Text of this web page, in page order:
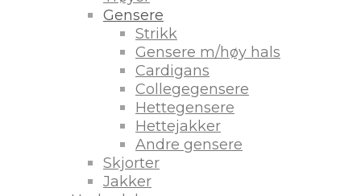
Gensere
Strikk
Gensere m/høy hals
Cardigans
Collegegensere
Hettegensere
Hettejakker
Andre gensere
Skjorter
Jakker